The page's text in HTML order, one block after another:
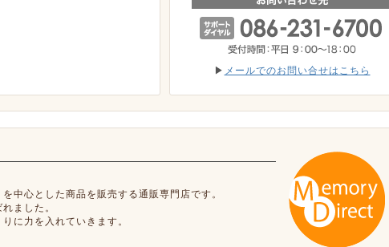
▶ メールでのお問い合せはこちら
中心とした商品を販売する通販専門店です。
ました。
に力を入れていきます。